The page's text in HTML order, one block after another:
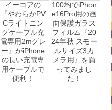
イーコアの
『やわらかPV
Cライトニン
グケーブル充
電専用2mグレ
ー』がiPhone
の長い充電専
用ケーブルで
便利！
100均でiPhon
e16Pro用の画
面保護ガラス
フィルム『20
24年秋 スモー
ルサイズ3カ
メラ用』を買
ってみまし
た！